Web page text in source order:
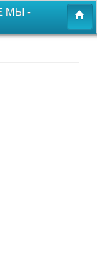
МЫ -